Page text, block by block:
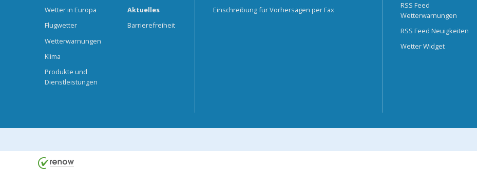
Wetter in Europa
Flugwetter
Wetterwarnungen
Klima
Produkte und
Dienstleistungen
Aktuelles
Barrierefreiheit
Einschreibung für Vorhersagen per Fax
RSS Feed
Wetterwarnungen
RSS Feed Neuigkeiten
Wetter Widget